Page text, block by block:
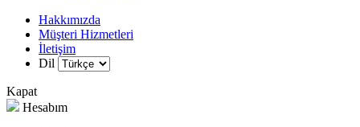
Hakkımızda
Müşteri Hizmetleri
İletişim
Dil
Kapat
Hesabım